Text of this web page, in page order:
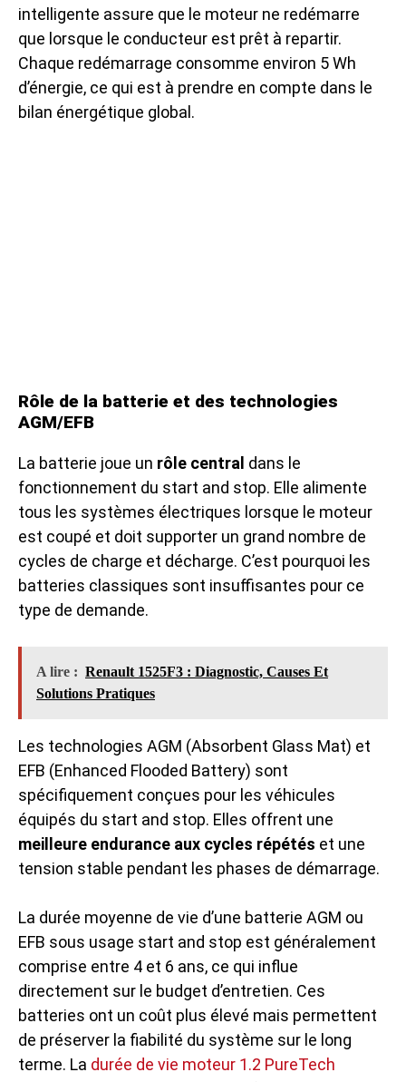
intelligente assure que le moteur ne redémarre
que lorsque le conducteur est prêt à repartir.
Chaque redémarrage consomme environ 5 Wh
d’énergie, ce qui est à prendre en compte dans le
bilan énergétique global.
Rôle de la batterie et des technologies
AGM/EFB
La batterie joue un rôle central dans le
fonctionnement du start and stop. Elle alimente
tous les systèmes électriques lorsque le moteur
est coupé et doit supporter un grand nombre de
cycles de charge et décharge. C’est pourquoi les
batteries classiques sont insuffisantes pour ce
type de demande.
A lire : Renault 1525F3 : Diagnostic, Causes Et
Solutions Pratiques
Les technologies AGM (Absorbent Glass Mat) et
EFB (Enhanced Flooded Battery) sont
spécifiquement conçues pour les véhicules
équipés du start and stop. Elles offrent une
meilleure endurance aux cycles répétés et une
tension stable pendant les phases de démarrage.
La durée moyenne de vie d’une batterie AGM ou
EFB sous usage start and stop est généralement
comprise entre 4 et 6 ans, ce qui influe
directement sur le budget d’entretien. Ces
batteries ont un coût plus élevé mais permettent
de préserver la fiabilité du système sur le long
terme. La durée de vie moteur 1.2 PureTech